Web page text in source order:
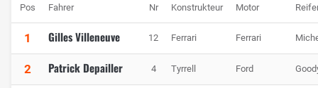
Pos Fahrer Nr Konstrukteur Motor
1 Gilles Villeneuve 12 Ferrari Ferrari
2 Patrick Depailler 4 Tyrrell Ford